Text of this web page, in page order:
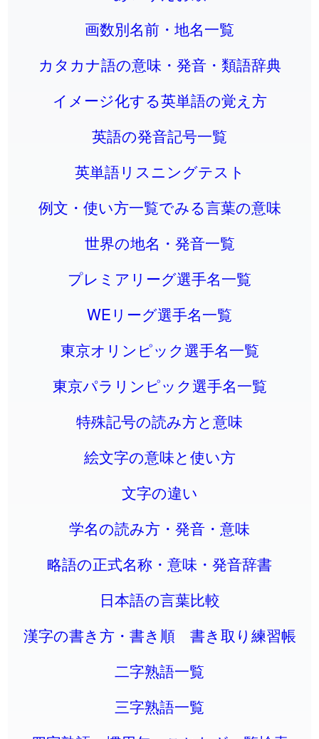
画数別名前・地名一覧
カタカナ語の意味・発音・類語辞典
イメージ化する英単語の覚え方
英語の発音記号一覧
英単語リスニングテスト
例文・使い方一覧でみる言葉の意味
世界の地名・発音一覧
プレミアリーグ選手名一覧
WEリーグ選手名一覧
東京オリンピック選手名一覧
東京パラリンピック選手名一覧
特殊記号の読み方と意味
絵文字の意味と使い方
文字の違い
学名の読み方・発音・意味
略語の正式名称・意味・発音辞書
日本語の言葉比較
漢字の書き方・書き順 書き取り練習帳
二字熟語一覧
三字熟語一覧